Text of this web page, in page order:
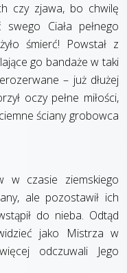
czy zjawa, bo chwilę
Ciała pełnego
śmierć! Powstał z
go bandaże w taki
– już dłużej
oczy pełne miłości,
ściany grobowca
w czasie ziemskiego
ale pozostawił ich
do nieba. Odtąd
jako Mistrza w
odczuwali Jego